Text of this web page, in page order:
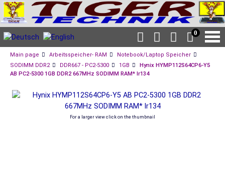
0
Main page Arbeitsspeicher- RAM
Notebook/Laptop Speicher
SODIMM DDR2
DDR667 - PC2-5300 1GB
Hynix HYMP112S64CP6-Y5
AB PC2-5300 1GB DDR2 667MHz SODIMM RAM* lr134
For a larger view click on the thumbnail